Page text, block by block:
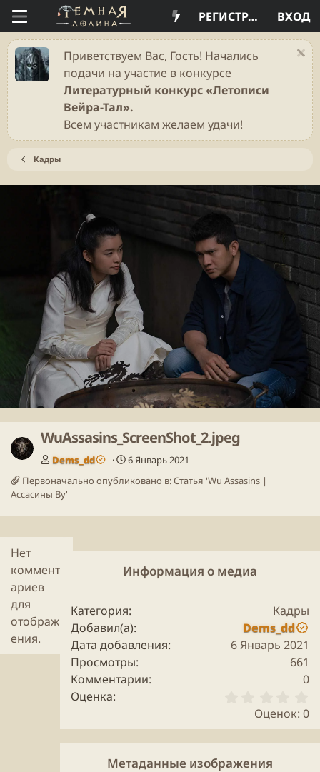
ВХОД
РЕГИСТРАЦИЯ
Приветствуем Вас, Гость! Начались
подачи на участие в конкурсе
Литературный конкурс «Летописи
Вейра-Тал».
Всем участникам желаем удачи!
Кадры
В
п
е
WuAssasins_ScreenShot_2.jpeg
Dems_dd
6 Январь 2021
Первоначально опубликовано в:Статья 'Wu Assasins |
Ассасины Ву'
Нет
коммент
ариев
для
отображ
ения.
Информация о медиа
Категория
Кадры
Добавил(а)
Dems_dd
Дата добавления
6 Январь 2021
Просмотры
661
Комментарии
0
Оценка
.
0
0
з
Оценок: 0
Метаданные изображения